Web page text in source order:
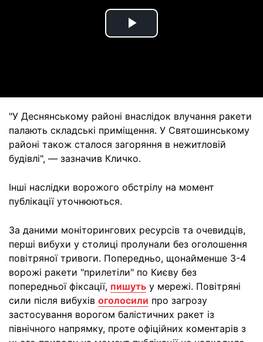
Play
"У Деснянському районі внаслідок влучання ракети
палають складські приміщення. У Святошинському
районі також сталося загоряння в нежитловій
будівлі", — зазначив Кличко.
Інші наслідки ворожого обстрілу на момент
публікації уточнюються.
За даними моніторингових ресурсів та очевидців,
перші вибухи у столиці пролунали без оголошення
повітряної тривоги. Попередньо, щонайменше 3-4
ворожі ракети "прилетіли" по Києву без
попередньої фіксації, пишуть у мережі. Повітряні
сили після вибухів оголосили про загрозу
застосування ворогом балістичних ракет із
північного напрямку, проте офіційних коментарів з